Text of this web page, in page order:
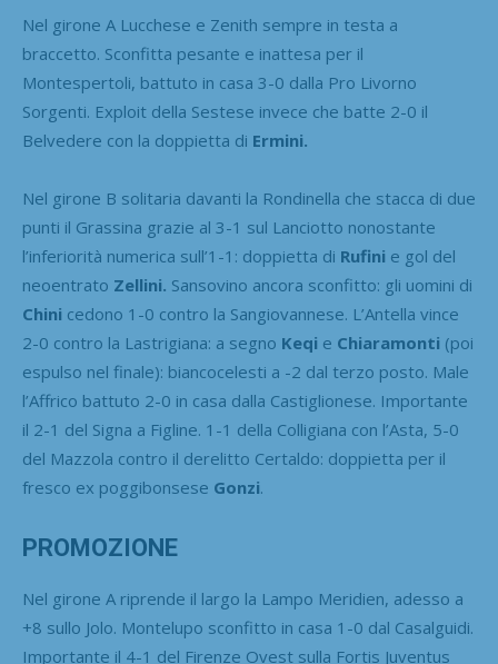
Nel girone A Lucchese e Zenith sempre in testa a
braccetto. Sconfitta pesante e inattesa per il
Montespertoli, battuto in casa 3-0 dalla Pro Livorno
Sorgenti. Exploit della Sestese invece che batte 2-0 il
Belvedere con la doppietta di Ermini.
Nel girone B solitaria davanti la Rondinella che stacca di due
punti il Grassina grazie al 3-1 sul Lanciotto nonostante
l’inferiorità numerica sull’1-1: doppietta di Rufini e gol del
neoentrato Zellini. Sansovino ancora sconfitto: gli uomini di
Chini cedono 1-0 contro la Sangiovannese. L’Antella vince
2-0 contro la Lastrigiana: a segno Keqi e Chiaramonti (poi
espulso nel finale): biancocelesti a -2 dal terzo posto. Male
l’Affrico battuto 2-0 in casa dalla Castiglionese. Importante
il 2-1 del Signa a Figline. 1-1 della Colligiana con l’Asta, 5-0
del Mazzola contro il derelitto Certaldo: doppietta per il
fresco ex poggibonsese Gonzi.
PROMOZIONE
Nel girone A riprende il largo la Lampo Meridien, adesso a
+8 sullo Jolo. Montelupo sconfitto in casa 1-0 dal Casalguidi.
Importante il 4-1 del Firenze Ovest sulla Fortis Juventus